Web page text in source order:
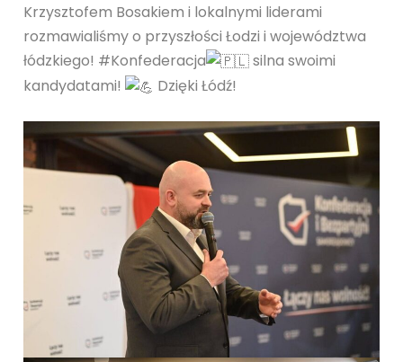
Krzysztofem Bosakiem i lokalnymi liderami
rozmawialiśmy o przyszłości Łodzi i województwa
łódzkiego! #Konfederacja
silna swoimi
kandydatami!
Dzięki Łódź!